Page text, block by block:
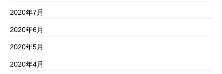
2020年7月
2020年6月
2020年5月
2020年4月